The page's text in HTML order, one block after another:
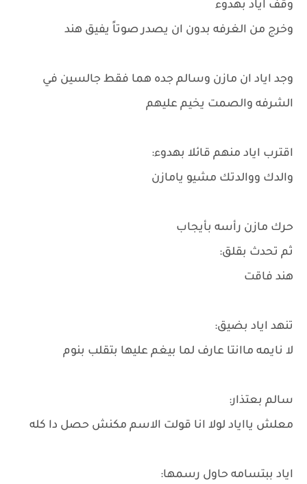
وقف اياد بهدوء
وخرج من الغرفه بدون ان يصدر صوتاً يفيق هند
وجد اياد ان مازن وسالم جده هما فقط جالسين في
الشرفه والصمت يخيم عليهم
اقترب اياد منهم قائلا بهدوء:
والدك ووالدتك مشيو يامازن
حرك مازن رأسه بأيجاب
ثم تحدث بقلق:
هند فاقت
تنهد اياد بضيق:
لا نايمه ماانتا عارف لما بيغم عليها بتقلب بنوم
سالم بعتذار:
معلش يااياد لولا انا قولت الاسم مكنش حصل دا كله
اياد ببتسامه حاول رسمها: